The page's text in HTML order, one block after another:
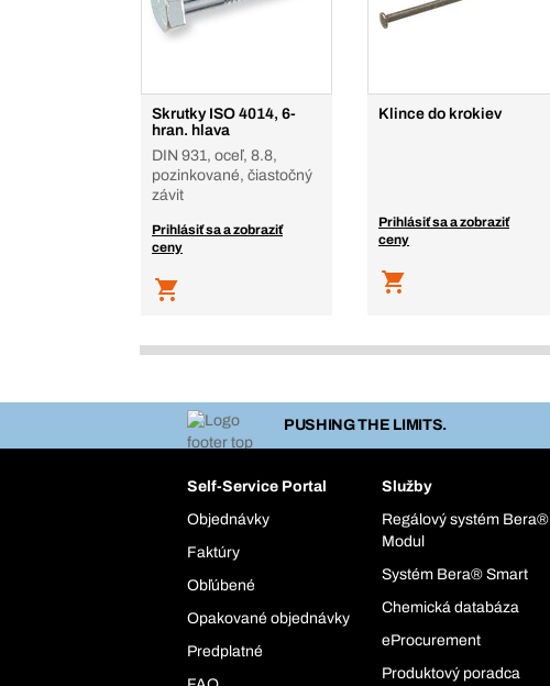
Skrutky ISO 4014, 6-
hran. hlava
DIN 931, oceľ, 8.8,
pozinkované, čiastočný
závit
Prihlásiť sa a zobraziť
ceny
Klince do krokiev
Prihlásiť sa a zobraziť
ceny
PUSHING THE LIMITS.
Self-Service Portal
Objednávky
Faktúry
Obľúbené
Opakované objednávky
Predplatné
Služby
Regálový systém Bera®
Modul
Systém Bera® Smart
Chemická databáza
eProcurement
Produktový poradca